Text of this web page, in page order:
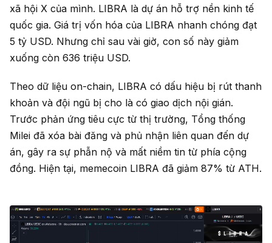
xã hội X của mình. LIBRA là dự án hỗ trợ nền kinh tế
quốc gia. Giá trị vốn hóa của LIBRA nhanh chóng đạt
5 tỷ USD. Nhưng chỉ sau vài giờ, con số này giảm
xuống còn 636 triệu USD.
Theo dữ liệu on-chain, LIBRA có dấu hiệu bị rút thanh
khoản và đội ngũ bị cho là có giao dịch nội gián.
Trước phản ứng tiêu cực từ thị trường, Tổng thống
Milei đã xóa bài đăng và phủ nhận liên quan đến dự
án, gây ra sự phẫn nộ và mất niềm tin từ phía cộng
đồng. Hiện tại, memecoin LIBRA đã giảm 87% từ ATH.